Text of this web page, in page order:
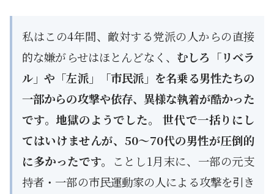
私はこの4年間、敵対する党派の人からの直接
的な嫌がらせはほとんどなく、 むしろ「リベラ
ル」や「左派」「市民派」を名乗る男性たちの
一部からの攻撃や依存、異様な執着が酷かった
です。地獄のようでした。 世代で一括りにし
てはいけませんが、50〜70代の男性が圧倒的
に多かったです。
ことし1月末に、一部の元支
持者・一部の市民運動家の人による攻撃を引き